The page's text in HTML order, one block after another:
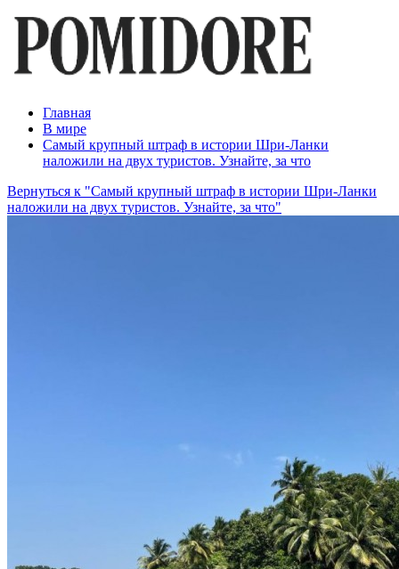
Главная
В мире
Самый крупный штраф в истории Шри-Ланки
наложили на двух туристов. Узнайте, за что
Вернуться к "Самый крупный штраф в истории Шри-Ланки
наложили на двух туристов. Узнайте, за что"